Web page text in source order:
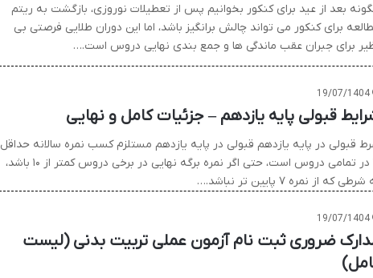
بعد از عید برای کنکور بخوانیم پس از تعطیلات نوروزی، بازگشت به ریتم
برای کنکور می تواند چالش برانگیز باشد، اما این دوران طلایی فرصتی بی
برای جبران عقب ماندگی ها و جمع بندی نهایی دروس است.…
19/07/1404
قبولی پایه یازدهم – جزئیات کامل و نهایی
قبولی در پایه یازدهم قبولی در پایه یازدهم مستلزم کسب نمره سالانه حداقل
۱۰ در تمامی دروس است، حتی اگر نمره برگه نهایی در برخی دروس کمتر از ۱۰ باشد،
که از نمره ۷ پایین تر نباشد.…
19/07/1404
ضروری ثبت نام آزمون عملی تربیت بدنی (لیست